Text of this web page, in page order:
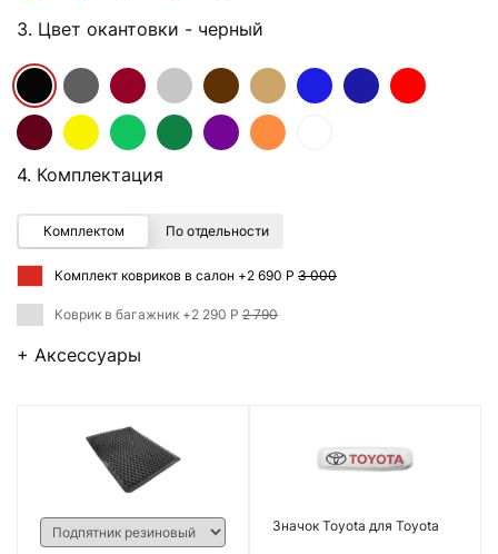
3. Цвет окантовки - черный
4. Комплектация
Комплектом По отдельности
Комплект ковриков в салон +2 690 Р 3 000
Коврик в багажник +2 290 Р 2 790
+ Аксессуары
Значок Toyota для Toyota